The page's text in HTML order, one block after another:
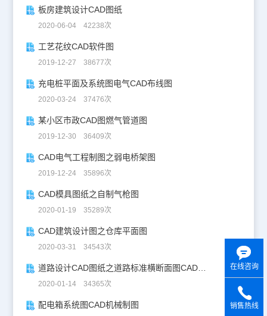
板房建筑设计CAD图纸
2020-06-04 42238次
工艺花纹CAD软件图
2019-12-27 38677次
充电桩平面及系统图电气CAD布线图
2020-03-24 37476次
某小区市政CAD图燃气管道图
2019-12-30 36409次
CAD电气工程制图之弱电桥架图
2019-12-24 35896次
CAD模具图纸之自制气枪图
2020-01-19 35289次
CAD建筑设计图之仓库平面图
2020-03-31 34543次
道路设计CAD图纸之道路标准横断面图CAD图纸
2020-01-14 34365次
配电箱系统图CAD机械制图
在线咨询
销售热线